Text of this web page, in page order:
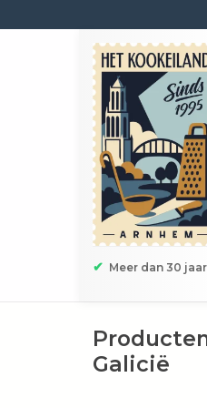
✔ Meer dan 30 jaar
Galicië